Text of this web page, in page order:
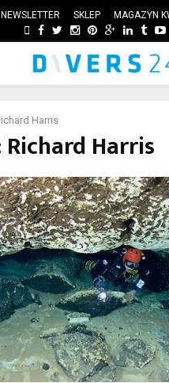
NEWSLETTER SKLEP MAGAZYN
FACEBOOK
TWITTER
INSTAGRAM
PINTEREST
GOOGLE
Harris
Richard Harris